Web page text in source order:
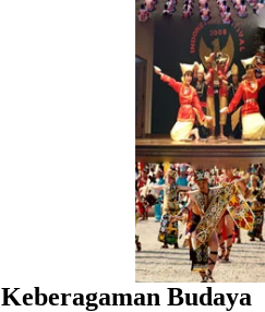
Keberagaman Budaya